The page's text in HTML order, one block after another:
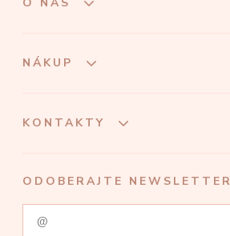
NÁKUP
KONTAKTY
ODOBERAJTE NEWSLETTER